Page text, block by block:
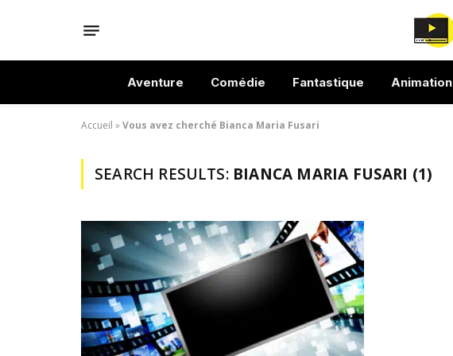
Aventure Comédie Fantastique Animation
Accueil »Vous avez cherché Bianca Maria Fusari
SEARCH RESULTS: BIANCA MARIA FUSARI (1)